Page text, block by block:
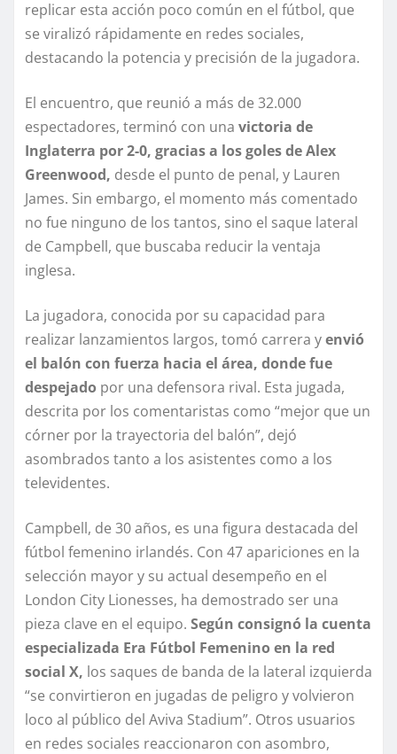
replicar esta acción poco común en el fútbol, que
se viralizó rápidamente en redes sociales,
destacando la potencia y precisión de la jugadora.
El encuentro, que reunió a más de 32.000
espectadores, terminó con una victoria de
Inglaterra por 2-0, gracias a los goles de Alex
Greenwood, desde el punto de penal, y Lauren
James. Sin embargo, el momento más comentado
no fue ninguno de los tantos, sino el saque lateral
de Campbell, que buscaba reducir la ventaja
inglesa.
La jugadora, conocida por su capacidad para
realizar lanzamientos largos, tomó carrera yenvió
el balón con fuerza hacia el área, donde fue
despejado por una defensora rival. Esta jugada,
descrita por los comentaristas como “mejor que un
córner por la trayectoria del balón”, dejó
asombrados tanto a los asistentes como a los
televidentes.
Campbell, de 30 años, es una figura destacada del
fútbol femenino irlandés. Con 47 apariciones en la
selección mayor y su actual desempeño en el
London City Lionesses, ha demostrado ser una
pieza clave en el equipo. Según consignó la cuenta
especializada Era Fútbol Femenino en la red
social X, los saques de banda de la lateral izquierda
“se convirtieron en jugadas de peligro y volvieron
loco al público del Aviva Stadium”. Otros usuarios
en redes sociales reaccionaron con asombro,